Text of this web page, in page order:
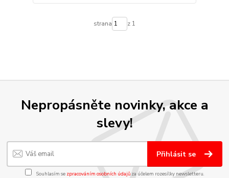
strana z 1
Nepropásněte novinky, akce a
slevy!
Přihlásit se
Souhlasím se zpracováním osobních údajůza účelem rozesílky newsletteru.